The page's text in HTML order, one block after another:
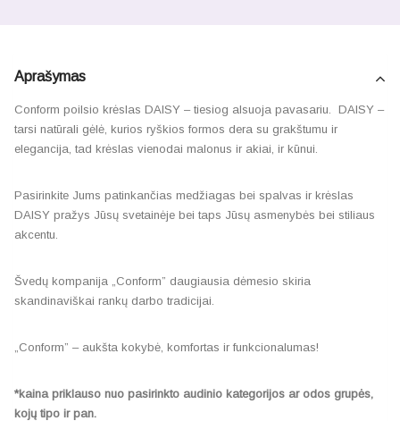
Aprašymas
Conform poilsio krėslas DAISY – tiesiog alsuoja pavasariu. DAISY –
tarsi natūrali gėlė, kurios ryškios formos dera su grakštumu ir
elegancija, tad krėslas vienodai malonus ir akiai, ir kūnui.
Pasirinkite Jums patinkančias medžiagas bei spalvas ir krėslas
DAISY pražys Jūsų svetainėje bei taps Jūsų asmenybės bei stiliaus
akcentu.
Švedų kompanija „Conform” daugiausia dėmesio skiria
skandinaviškai rankų darbo tradicijai.
„Conform” – aukšta kokybė, komfortas ir funkcionalumas!
*kaina priklauso nuo pasirinkto audinio kategorijos ar odos grupės,
kojų tipo ir pan.